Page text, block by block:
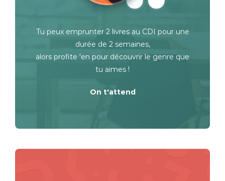
Tu peux emprunter 2 livres au CDI pour une
durée de 2 semaines,
alors profite 'en pour découvrir le genre que
tu aimes !
On t'attend